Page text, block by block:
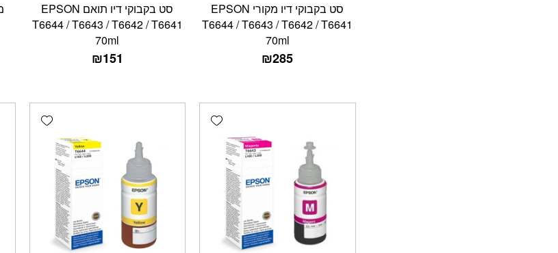
סט בקבוקי דיו מקורי EPSON
T6644 / T6643 / T6642 / T6641
70ml
₪285
סט בקבוקי דיו תואם EPSON
T6644 / T6643 / T6642 / T6641
70ml
₪151
Add wishlist
Add wishlist